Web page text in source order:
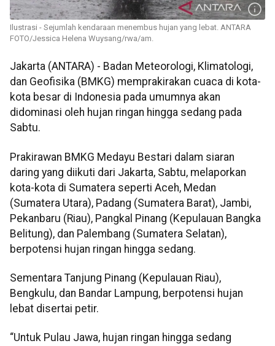
Ilustrasi - Sejumlah kendaraan menembus hujan yang lebat. ANTARA
FOTO/Jessica Helena Wuysang/rwa/am.
Jakarta (ANTARA) - Badan Meteorologi, Klimatologi,
dan Geofisika (BMKG) memprakirakan cuaca di kota-
kota besar di Indonesia pada umumnya akan
didominasi oleh hujan ringan hingga sedang pada
Sabtu.
Prakirawan BMKG Medayu Bestari dalam siaran
daring yang diikuti dari Jakarta, Sabtu, melaporkan
kota-kota di Sumatera seperti Aceh, Medan
(Sumatera Utara), Padang (Sumatera Barat), Jambi,
Pekanbaru (Riau), Pangkal Pinang (Kepulauan Bangka
Belitung), dan Palembang (Sumatera Selatan),
berpotensi hujan ringan hingga sedang.
Sementara Tanjung Pinang (Kepulauan Riau),
Bengkulu, dan Bandar Lampung, berpotensi hujan
lebat disertai petir.
“Untuk Pulau Jawa, hujan ringan hingga sedang